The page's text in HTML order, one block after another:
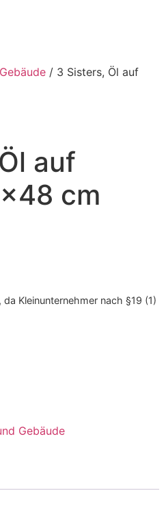
/ 3 Sisters, Öl auf
auf
cm
Kleinunternehmer nach §19 (1)
Gebäude